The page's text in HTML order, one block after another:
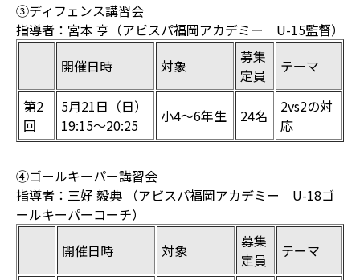
③ディフェンス講習会
指導者：宮本 亨（アビスパ福岡アカデミー U-15監督）
開催日時
対象
募集
定員
テーマ
第2
回
5月21日（日）
19:15〜20:25
小4～6年生 24名
2vs2の対
応
④ゴールキーパー講習会
指導者：三好 毅典 （アビスパ福岡アカデミー U-18ゴ
ールキーパーコーチ）
開催日時
対象
募集
定員
テーマ